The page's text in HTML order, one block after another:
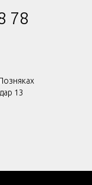
78
13